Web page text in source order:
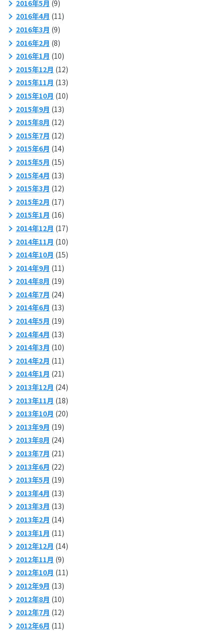
2016年5月 (9)
2016年4月 (11)
2016年3月 (9)
2016年2月 (8)
2016年1月 (10)
2015年12月 (12)
2015年11月 (13)
2015年10月 (10)
2015年9月 (13)
2015年8月 (12)
2015年7月 (12)
2015年6月 (14)
2015年5月 (15)
2015年4月 (13)
2015年3月 (12)
2015年2月 (17)
2015年1月 (16)
2014年12月 (17)
2014年11月 (10)
2014年10月 (15)
2014年9月 (11)
2014年8月 (19)
2014年7月 (24)
2014年6月 (13)
2014年5月 (19)
2014年4月 (13)
2014年3月 (10)
2014年2月 (11)
2014年1月 (21)
2013年12月 (24)
2013年11月 (18)
2013年10月 (20)
2013年9月 (19)
2013年8月 (24)
2013年7月 (21)
2013年6月 (22)
2013年5月 (19)
2013年4月 (13)
2013年3月 (13)
2013年2月 (14)
2013年1月 (11)
2012年12月 (14)
2012年11月 (9)
2012年10月 (11)
2012年9月 (13)
2012年8月 (10)
2012年7月 (12)
2012年6月 (11)